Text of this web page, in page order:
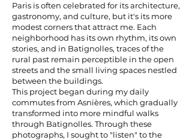
Paris is often celebrated for its architecture,
gastronomy, and culture, but it's its more
modest corners that attract me. Each
neighborhood has its own rhythm, its own
stories, and in Batignolles, traces of the
rural past remain perceptible in the open
streets and the small living spaces nestled
between the buildings.
This project began during my daily
commutes from Asnières, which gradually
transformed into more mindful walks
through Batignolles. Through these
photographs, I sought to "listen" to the